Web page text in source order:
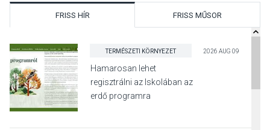
FRISS HÍR FRISS MŰSOR
TERMÉSZETI KÖRNYEZET 2026 AUG 09
Hamarosan lehet
regisztrálni az Iskolában az
erdő programra